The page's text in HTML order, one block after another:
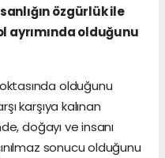
özgürlük ile
ayrımında olduğunu
olduğunu
karşıya kalınan
doğayı ve insanı
sonucu olduğunu